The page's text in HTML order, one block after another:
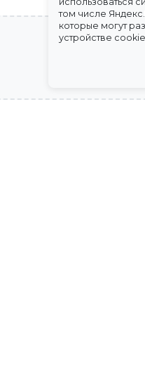
том числе
которые могут
устройстве